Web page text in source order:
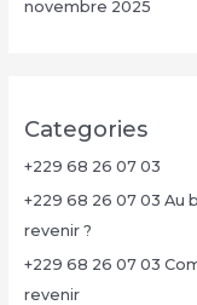
novembre 2025
Categories
+229 68 26 07 03
+229 68 26 07 03
revenir ?
+229 68 26 07 03
revenir